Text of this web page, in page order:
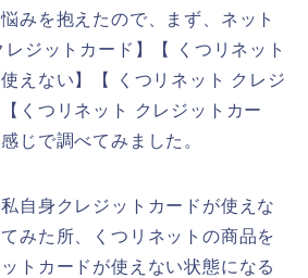
みを抱えたので、まず、ネット
ジットカード】【 くつリネット
えない】【 くつリネット クレジ
くつリネット クレジットカー
じで調べてみました。
自身クレジットカードが使えな
みた所、くつリネットの商品を
トカードが使えない状態になる